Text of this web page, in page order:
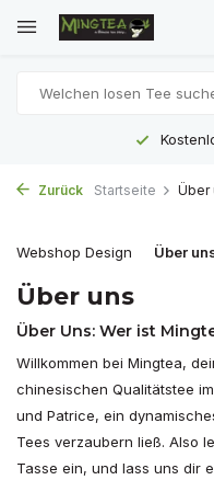
Zurück Startseite Über
Webshop Design Über
Über uns
Über Uns: Wer ist
Willkommen bei Mingtea,
chinesischen Qualitätstee
und Patrice, ein
Tees verzaubern ließ. Also
Tasse ein, und lass uns dir